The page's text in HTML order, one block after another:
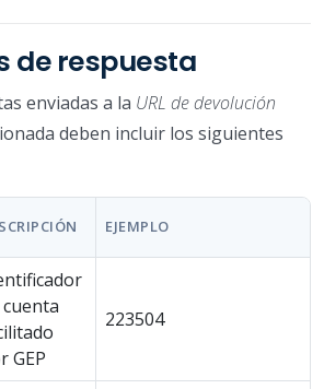
de respuesta
enviadas a la URL de devolución
deben incluir los siguientes
EJEMPLO
GEP
223504